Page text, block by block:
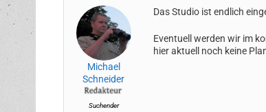
Michael
Schneider
Suchender
Das Studio ist endlich
Eventuell werden wir im
hier aktuell noch keine